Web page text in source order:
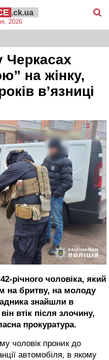
.ck.ua
2026
Черкасах
на жінку,
в’язниці
річного чоловіка, який
на бритву, на молоду
знайшли в
втік після злочину,
прокуратура.
чоловік проник до
автомобіля, в якому